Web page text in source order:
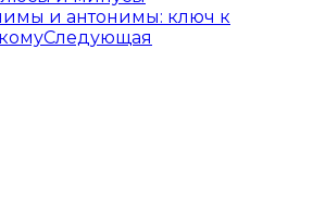
и антонимы: ключ к
Следующая